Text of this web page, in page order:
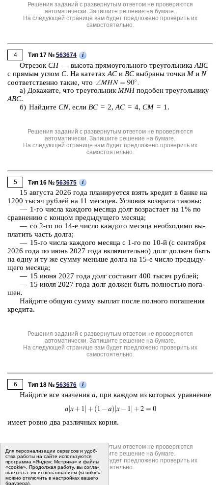
Решения заданий с развернутым ответом не проверяются
автоматически. Запишите решение на бумаге.
На следующей странице вам будет предложено проверить их
самостоятельно.
4 Тип 17 № 563674 i
От­ре­зок CH— вы­со­та пря­мо­уголь­но­го тре­уголь­ни­ка ABC
с пря­мым углом C. На ка­те­тах AC и BC вы­бра­ны точки M и N
со­от­вет­ствен­но такие, что
a) До­ка­жи­те, что тре­уголь­никMNHпо­до­бен тре­уголь­ни­ку
ABC.
б) Най­ди­те CN, если BC = 2,AC = 4, CM = 1.
Решения заданий с развернутым ответом не проверяются
автоматически. Запишите решение на бумаге.
На следующей странице вам будет предложено проверить их
самостоятельно.
5 Тип 16 № 563675 i
15 ав­гу­ста 2026 года пла­ни­ру­ет­ся взять кре­дит в банке на
1200 тысяч руб­лей на 11 ме­ся­цев. Усло­вия воз­вра­та та­ко­вы:
— 1-⁠го числа каж­до­го ме­ся­ца долг воз­рас­та­ет на 1% по
срав­не­нию с кон­цом преды­ду­ще­го ме­ся­ца;
— со 2-⁠го по 14-⁠е число каж­до­го ме­ся­ца не­об­хо­ди­мо вы­
пла­тить часть долга;
— 15-⁠го числа каж­до­го ме­ся­ца с 1-⁠го по 10-⁠й (с сен­тяб­ря
2026 года по июнь 2027 года вклю­чи­тель­но) долг дол­жен быть
на одну и ту же сумму мень­ше долга на 15-⁠е число преды­ду­
ще­го ме­ся­ца;
— 15 июня 2027 года долг со­ста­вит 400 тысяч руб­лей;
— 15 июля 2027 года долг дол­жен быть пол­но­стью по­га­
шен.
Най­ди­те общую сумму вы­плат после пол­но­го по­га­ше­ния
кре­ди­та.
Решения заданий с развернутым ответом не проверяются
автоматически. Запишите решение на бумаге.
На следующей странице вам будет предложено проверить их
самостоятельно.
6 Тип 18 № 563676 i
Най­ди­те все зна­че­ния a, при каж­дом из ко­то­рых урав­не­ние
имеет ровно два раз­лич­ных корня.
Решения заданий с развернутым ответом не проверяются
автоматически. Запишите решение на бумаге.
На следующей странице вам будет предложено проверить их
самостоятельно.
Для пер­со­на­ли­за­ции сер­ви­сов и удоб­
ства ра­бо­ты на сайте ис­поль­зу­ют­ся
программа «Яндекс Метрика» и файлы
«cookie». Про­дол­жая ра­бо­ту, вы со­гла­
ша­е­тесь с их ис­поль­зо­ва­ни­ем («cookie»
мо­жно от­клю­чить в на­строй­ках ва­ше­го
бра­у­зе­ра).